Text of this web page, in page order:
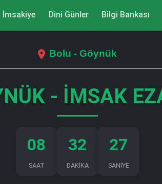
İmsakiye Dini Günler Bilgi Bankası
Bolu - Göynük
- İMSAK
08
SAAT
32
DAKİKA
26
SANİYE